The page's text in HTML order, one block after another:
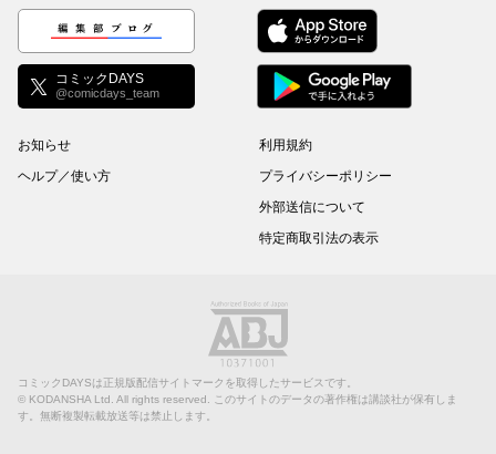
編集部ブログ
コミックDAYS
@comicdays_team
お知らせ
ヘルプ／使い方
利用規約
プライバシーポリシー
外部送信について
特定商取引法の表示
コミックDAYSは正規版配信サイトマークを取得したサービスです。
© KODANSHA Ltd. All rights reserved. このサイトのデータの著作権は講談社が保有しま
す。無断複製転載放送等は禁止します。